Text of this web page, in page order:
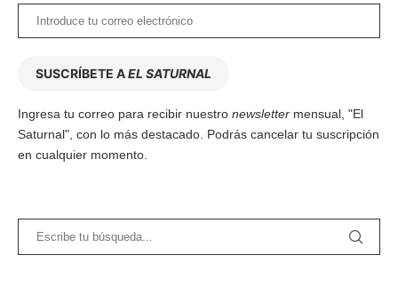
SUSCRÍBETE AEL SATURNAL
Ingresa tu correo para recibir nuestro newsletter mensual, "El
Saturnal", con lo más destacado. Podrás cancelar tu suscripción
en cualquier momento.